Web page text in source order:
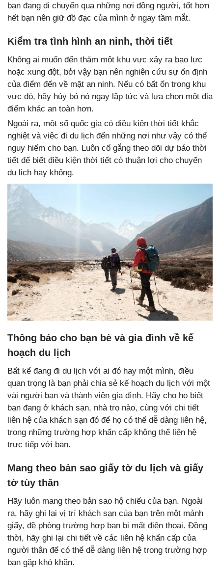
bạn đang di chuyển qua những nơi đông người, tốt hơn
hết bạn nên giữ đồ đạc của mình ở ngay tầm mắt.
Kiểm tra tình hình an ninh, thời tiết
Không ai muốn đến thăm một khu vực xảy ra bạo lực
hoặc xung đột, bởi vậy bạn nên nghiên cứu sự ổn định
của điểm đến về mặt an ninh. Nếu có bất ổn trong khu
vực đó, hãy hủy bỏ nó ngay lập tức và lựa chọn một địa
điểm khác an toàn hơn.
Ngoài ra, một số quốc gia có điều kiện thời tiết khắc
nghiệt và việc đi du lịch đến những nơi như vậy có thể
nguy hiểm cho bạn. Luôn cố gắng theo dõi dự báo thời
tiết để biết điều kiện thời tiết có thuận lợi cho chuyến
du lịch hay không.
Thông báo cho bạn bè và gia đình về kế
hoạch du lịch
Bất kể đang đi du lịch với ai đó hay một mình, điều
quan trọng là bạn phải chia sẻ kế hoạch du lịch với một
vài người bạn và thành viên gia đình. Hãy cho họ biết
bạn đang ở khách sạn, nhà trọ nào, cùng với chi tiết
liên hệ của khách sạn đó để họ có thể dễ dàng liên hệ,
trong những trường hợp khẩn cấp không thể liên hệ
trực tiếp với bạn.
Mang theo bản sao giấy tờ du lịch và giấy
tờ tùy thân
Hãy luôn mang theo bản sao hộ chiếu của bạn. Ngoài
ra, hãy ghi lại vị trí khách sạn của bạn trên một mảnh
giấy, đề phòng trường hợp bạn bị mất điện thoại. Đồng
thời, hãy ghi lại chi tiết về các liên hệ khẩn cấp của
người thân để có thể dễ dàng liên hệ trong trường hợp
bạn gặp khó khăn.